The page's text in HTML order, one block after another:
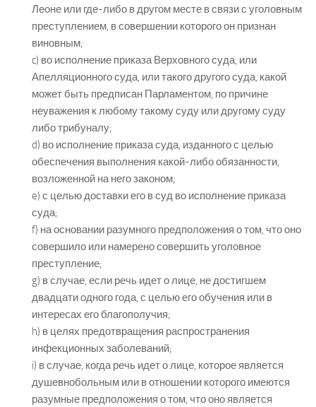
Леоне или где-либо в другом месте в связи с уголовным
преступлением, в совершении которого он признан
виновным;
c) во исполнение приказа Верховного суда, или
Апелляционного суда, или такого другого суда, какой
может быть предписан Парламентом, по причине
неуважения к любому такому суду или другому суду
либо трибуналу;
d) во исполнение приказа суда, изданного с целью
обеспечения выполнения какой-либо обязанности,
возложенной на него законом;
e) с целью доставки его в суд во исполнение приказа
суда;
f) на основании разумного предположения о том, что оно
совершило или намерено совершить уголовное
преступление;
g) в случае, если речь идет о лице, не достигшем
двадцати одного года, с целью его обучения или в
интересах его благополучия;
h) в целях предотвращения распространения
инфекционных заболеваний;
i) в случае, когда речь идет о лице, которое является
душевнобольным или в отношении которого имеются
разумные предположения о том, что оно является